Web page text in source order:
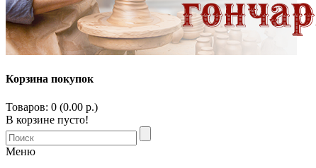
Корзина покупок
Товаров: 0 (0.00 р.)
В корзине пусто!
Меню